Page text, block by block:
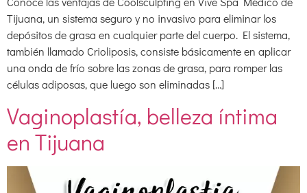
Tijuana, un sistema seguro y no invasivo para eliminar los
depósitos de grasa en cualquier parte del cuerpo. El sistema,
también llamado Crioliposis, consiste básicamente en aplicar
una onda de frío sobre las zonas de grasa, para romper las
células adiposas, que luego son eliminadas […]
Vaginoplastía, belleza íntima
en Tijuana